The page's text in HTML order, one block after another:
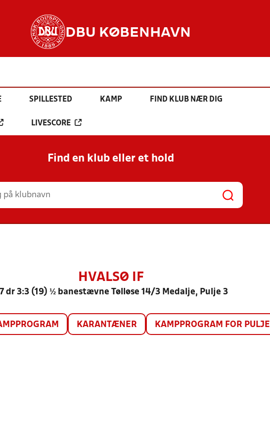
DBU KØBENHAVN
SPILLESTED KAMP FIND KLUB NÆR DIG
LIVESCORE
Find en klub eller et hold
HVALSØ IF
dr 3:3 (19) ½ banestævne Tølløse 14/3 Medalje, Pulje 3
KARANTÆNER KAMPPROGRAM FOR PULJE